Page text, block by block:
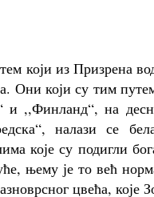
који из Призрена
Они који су тим
и ,,Финланд“, на
налази се
које су подигли
њему је то већ
цвећа,